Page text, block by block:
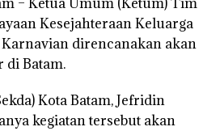
Kesejahteraan Keluarga
Karnavian direncanakan akan
di Batam.
Kota Batam, Jefridin
kegiatan tersebut akan